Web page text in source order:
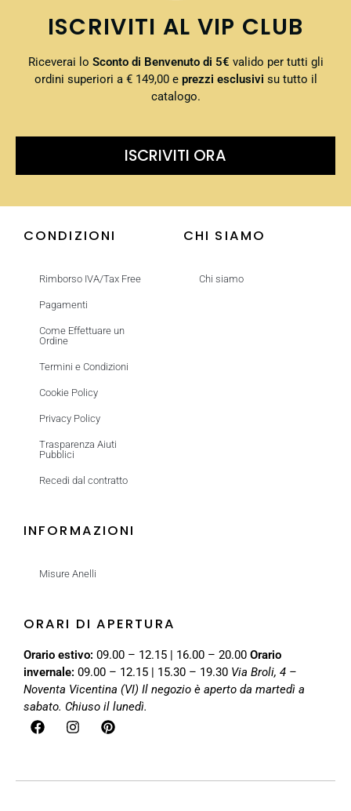
ISCRIVITI AL VIP CLUB
Riceverai lo Sconto di Benvenuto di 5€ valido per tutti gli
ordini superiori a € 149,00 e prezzi esclusivi su tutto il
catalogo.
ISCRIVITI ORA
CONDIZIONI
Rimborso IVA/Tax Free
Pagamenti
Come Effettuare un
Ordine
Termini e Condizioni
Cookie Policy
Privacy Policy
Trasparenza Aiuti
Pubblici
Recedi dal contratto
CHI SIAMO
Chi siamo
INFORMAZIONI
Misure Anelli
ORARI DI APERTURA
Orario estivo: 09.00 – 12.15 | 16.00 – 20.00 Orario
invernale: 09.00 – 12.15 | 15.30 – 19.30 Via Broli, 4 –
Noventa Vicentina (VI) Il negozio è aperto da martedì a
sabato. Chiuso il lunedì.